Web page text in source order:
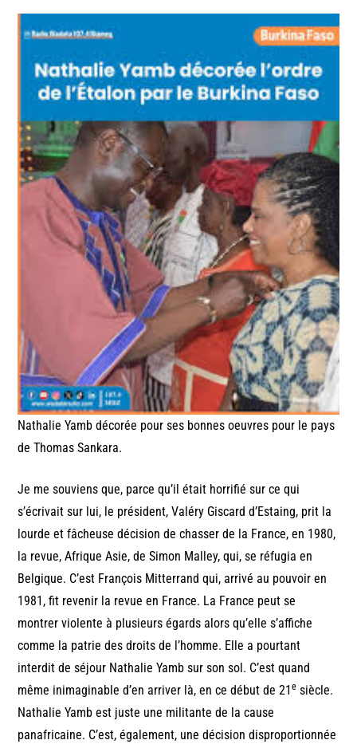
Nathalie Yamb décorée pour ses bonnes oeuvres pour le pays
de Thomas Sankara.
Je me souviens que, parce qu’il était horrifié sur ce qui
s’écrivait sur lui, le président, Valéry Giscard d’Estaing, prit la
lourde et fâcheuse décision de chasser de la France, en 1980,
la revue, Afrique Asie, de Simon Malley, qui, se réfugia en
Belgique. C’est François Mitterrand qui, arrivé au pouvoir en
1981, fit revenir la revue en France. La France peut se
montrer violente à plusieurs égards alors qu’elle s’affiche
comme la patrie des droits de l’homme. Elle a pourtant
interdit de séjour Nathalie Yamb sur son sol. C’est quand
même inimaginable d’en arriver là, en ce début de 21e siècle.
Nathalie Yamb est juste une militante de la cause
panafricaine. C’est, également, une décision disproportionnée